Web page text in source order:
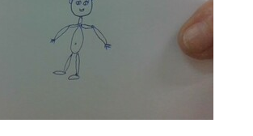
Transformem o item escolhido para que
e tirem uma foto, explicando a ideia de
criado um novo produto, expliquem
foto e a explicação nos campos abaixo.
irá automaticamente para a seção de
Equipe, em sua página inicial, e para o
com o título